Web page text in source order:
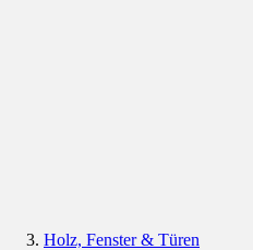
Holz, Fenster & Türen